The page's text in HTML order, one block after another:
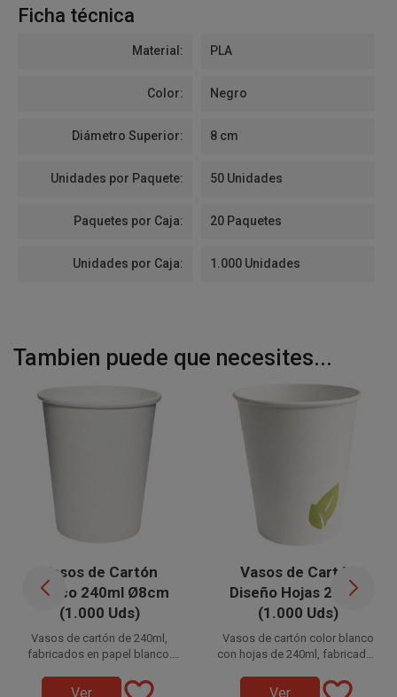
Ficha técnica
Material: PLA
Color: Negro
Diámetro Superior: 8 cm
Unidades por Paquete: 50 Unidades
Paquetes por Caja: 20 Paquetes
Unidades por Caja: 1.000 Unidades
Tambien puede que necesites...
Vasos de Cartón
Blanco 240ml Ø8cm
(1.000 Uds)
Vasos de cartón de 240ml,
fabricados en papel blanco.
papel café o vasos de
de 1.000 unidades, distribuidas
Ver
Vasos de Cartón
Diseño Hojas 240ml
(1.000 Uds)
Vasos de cartón color blanco
con hojas de 240ml, fabricados
vasos de papel para café o
de 1.000 unidades, distribuidas
Ver